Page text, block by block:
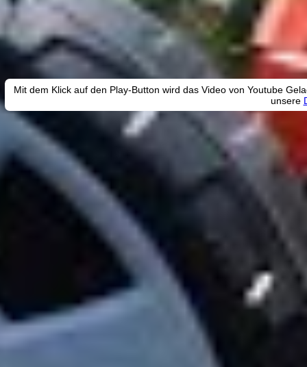
Mit dem Klick auf den Play-Button wird das Video von Youtube
unsere